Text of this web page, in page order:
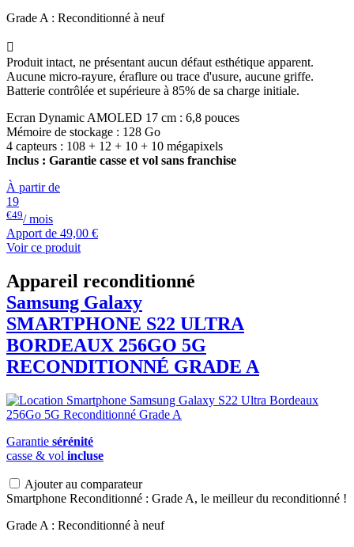
Grade A : Reconditionné à neuf

Produit intact, ne présentant aucun défaut esthétique apparent.
Aucune micro-rayure, éraflure ou trace d'usure, aucune griffe.
Batterie contrôlée et supérieure à 85% de sa charge initiale.
Ecran Dynamic AMOLED 17 cm : 6,8 pouces
Mémoire de stockage : 128 Go
4 capteurs : 108 + 12 + 10 + 10 mégapixels
Inclus : Garantie casse et vol sans franchise
À partir de
19
€49/ mois
Apport de 49,00 €
Voir ce produit
Appareil reconditionné
Samsung Galaxy
SMARTPHONE S22 ULTRA
BORDEAUX 256GO 5G
RECONDITIONNÉ GRADE A
Garantie sérénité
casse & vol incluse
Ajouter au comparateur
Smartphone Reconditionné : Grade A, le meilleur du reconditionné !
Grade A : Reconditionné à neuf